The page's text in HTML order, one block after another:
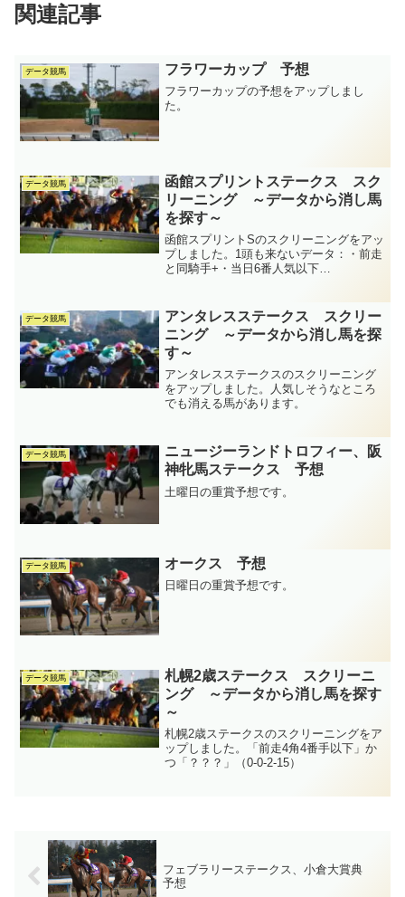
関連記事
データ競馬 フラワーカップ 予想
フラワーカップの予想をアップしまし
た。
データ競馬
函館スプリントステークス スク
リーニング ～データから消し馬
を探す～
函館スプリントSのスクリーニングをアッ
プしました。1頭も来ないデータ：・前走
と同騎手+・当日6番人気以下
データ競馬
アンタレスステークス スクリー
ニング ～データから消し馬を探
す～
アンタレスステークスのスクリーニング
をアップしました。人気しそうなところ
でも消える馬があります。
データ競馬
ニュージーランドトロフィー、阪
神牝馬ステークス 予想
土曜日の重賞予想です。
データ競馬 オークス 予想
日曜日の重賞予想です。
データ競馬
札幌2歳ステークス スクリーニ
ング ～データから消し馬を探す
～
札幌2歳ステークスのスクリーニングをア
ップしました。「前走4角4番手以下」か
つ「？？？」（0-0-2-15）
フェブラリーステークス、小倉大賞典
予想